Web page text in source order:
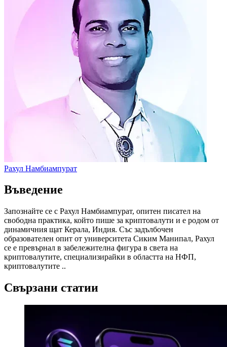
Рахул Намбиампурат
Въведение
Запознайте се с Рахул Намбиампурат, опитен писател на
свободна практика, който пише за криптовалути и е родом от
динамичния щат Керала, Индия. Със задълбочен
образователен опит от университета Сиким Манипал, Рахул
се е превърнал в забележителна фигура в света на
криптовалутите, специализирайки в областта на НФП,
криптовалутите ..
Свързани статии